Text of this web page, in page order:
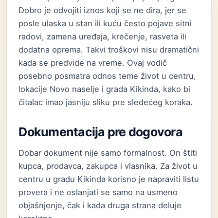
Dobro je odvojiti iznos koji se ne dira, jer se
posle ulaska u stan ili kuću često pojave sitni
radovi, zamena uređaja, krečenje, rasveta ili
dodatna oprema. Takvi troškovi nisu dramatični
kada se predvide na vreme. Ovaj vodič
posebno posmatra odnos teme život u centru,
lokacije Novo naselje i grada Kikinda, kako bi
čitalac imao jasniju sliku pre sledećeg koraka.
Dokumentacija pre dogovora
Dobar dokument nije samo formalnost. On štiti
kupca, prodavca, zakupca i vlasnika. Za život u
centru u gradu Kikinda korisno je napraviti listu
provera i ne oslanjati se samo na usmeno
objašnjenje, čak i kada druga strana deluje